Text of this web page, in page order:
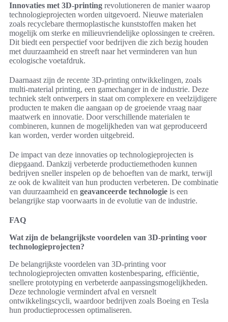
Innovaties met 3D-printing revolutioneren de manier waarop
technologieprojecten worden uitgevoerd. Nieuwe materialen
zoals recyclebare thermoplastische kunststoffen maken het
mogelijk om sterke en milieuvriendelijke oplossingen te creëren.
Dit biedt een perspectief voor bedrijven die zich bezig houden
met duurzaamheid en streeft naar het verminderen van hun
ecologische voetafdruk.
Daarnaast zijn de recente 3D-printing ontwikkelingen, zoals
multi-material printing, een gamechanger in de industrie. Deze
techniek stelt ontwerpers in staat om complexere en veelzijdigere
producten te maken die aangaan op de groeiende vraag naar
maatwerk en innovatie. Door verschillende materialen te
combineren, kunnen de mogelijkheden van wat geproduceerd
kan worden, verder worden uitgebreid.
De impact van deze innovaties op technologieprojecten is
diepgaand. Dankzij verbeterde productiemethoden kunnen
bedrijven sneller inspelen op de behoeften van de markt, terwijl
ze ook de kwaliteit van hun producten verbeteren. De combinatie
van duurzaamheid en geavanceerde technologie is een
belangrijke stap voorwaarts in de evolutie van de industrie.
FAQ
Wat zijn de belangrijkste voordelen van 3D-printing voor
technologieprojecten?
De belangrijkste voordelen van 3D-printing voor
technologieprojecten omvatten kostenbesparing, efficiëntie,
snellere prototyping en verbeterde aanpassingsmogelijkheden.
Deze technologie vermindert afval en versnelt
ontwikkelingscycli, waardoor bedrijven zoals Boeing en Tesla
hun productieprocessen optimaliseren.